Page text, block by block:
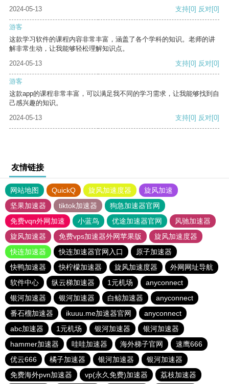
2024-05-13 支持[0] 反对[0]
游客
这款学习软件的课程内容非常丰富，涵盖了各个学科的知识。老师的讲
解非常生动，让我能够轻松理解知识点。
2024-05-13
支持[0] 反对[0]
游客
这款app的课程非常丰富，可以满足我不同的学习需求，让我能够找到自
己感兴趣的知识。
2024-05-13
支持[0] 反对[0]
友情链接
网站地图 QuickQ 旋风加速度器
旋风加速
坚果加速器
tiktok加速器
狗急加速器官网
免费vqn外网加速
小蓝鸟 优途加速器官网
风驰加速器
旋风加速器
免费vps加速器外网苹果版
旋风加速度器
快连加速器
快连加速器官网入口
原子加速器
快鸭加速器
快柠檬加速器 旋风加速度器
外网网址导航
软件中心
纵云梯加速器 1元机场
anyconnect
银河加速器
银河加速器 白鲸加速器
anyconnect
番石榴加速器
ikuuu.me加速器官网
anyconnect
abc加速器
1元机场 银河加速器
银河加速器
hammer加速器
哇哇加速器 海外梯子官网
速鹰666
优云666
橘子加速器 银河加速器
银河加速器
免费海外pvn加速器
vp(永久免费)加速器 荔枝加速器